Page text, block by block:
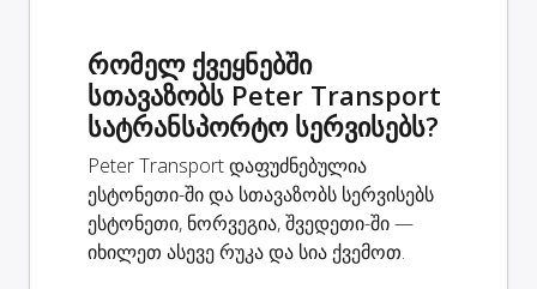
რომელ ქვეყნებში
სთავაზობს Peter Transport
სატრანსპორტო სერვისებს?
Peter Transport დაფუძნებულია
ესტონეთი-ში და სთავაზობს სერვისებს
ესტონეთი, ნორვეგია, შვედეთი-ში —
იხილეთ ასევე რუკა და სია ქვემოთ.